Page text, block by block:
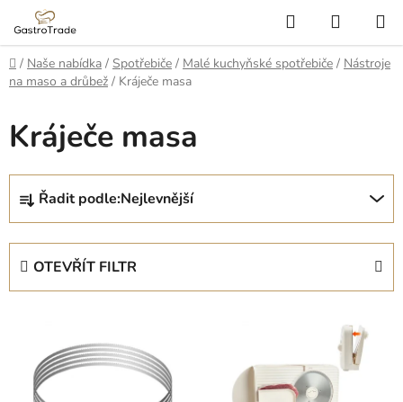
obsah
Hledat
KOŠÍK
Domů
/ Naše nabídka / Spotřebiče / Malé kuchyňské spotřebiče / Nástroje
na maso a drůbež / Kráječe masa
Kráječe masa
Ř
z
Řadit podle:Nejlevnější
OTEVŘÍT FILTR